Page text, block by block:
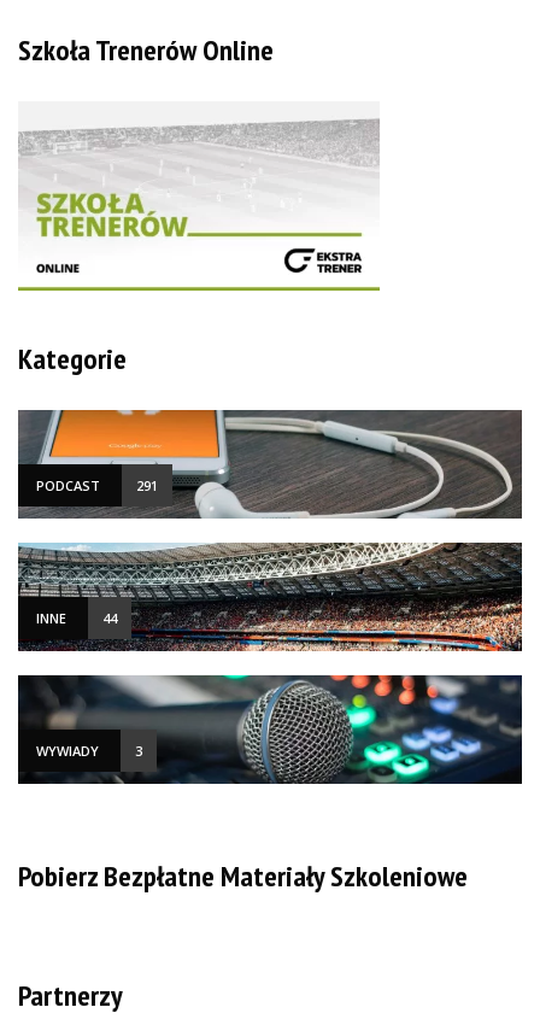
Szkoła Trenerów Online
Kategorie
PODCAST 291
INNE 44
WYWIADY 3
Pobierz Bezpłatne Materiały Szkoleniowe
Partnerzy